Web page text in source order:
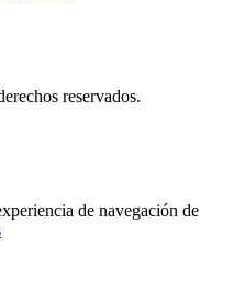
reservados.
de navegación de